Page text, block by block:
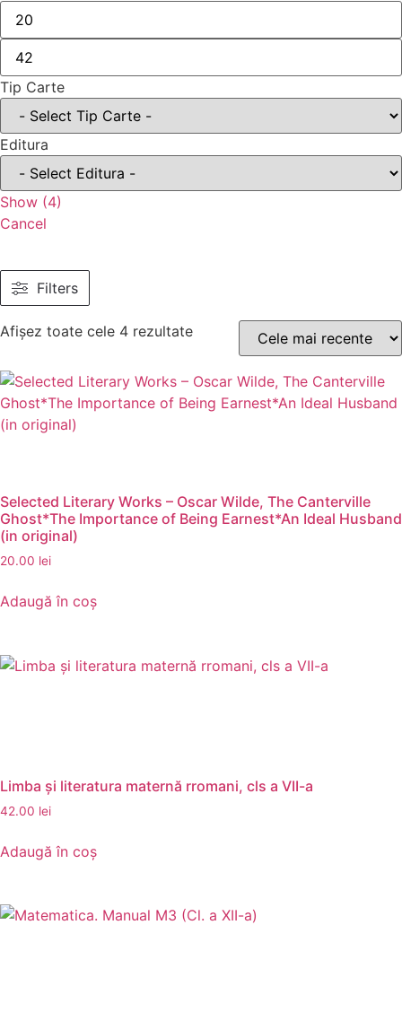
Tip Carte
Editura
Show (4)
Cancel
Filters
Afișez toate cele 4 rezultate
Selected Literary Works – Oscar Wilde, The Canterville
Ghost*The Importance of Being Earnest*An Ideal Husband
(in original)
20.00 lei
Adaugă în coș
Limba și literatura maternă rromani, cls a VII-a
42.00 lei
Adaugă în coș